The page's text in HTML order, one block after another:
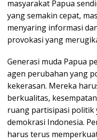
masyarakat Papua
yang semakin cepat,
menyaring informasi
provokasi yang
Generasi muda Papua
agen perubahan yang
kekerasan. Mereka
berkualitas,
ruang partisipasi politik
demokrasi Indonesia.
harus terus